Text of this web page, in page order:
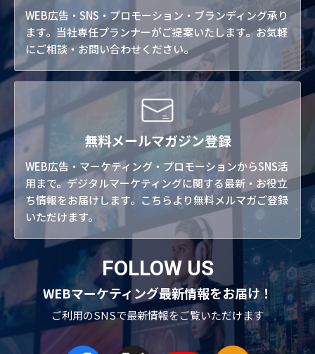
WEB広告・SNS・プロモーション・ブランディング承り
ます。当社専任プランナーがご提案いたします。お気軽
にご相談・お問い合わせください。
無料メールマガジン登録
WEB広告・マーケティング・プロモーションからSNS活
用まで。デジタルマーケティングに関する最新・お役立
ち情報をお届けします。こちらより無料メルマガご登録
いただけます。
FOLLOW US
WEBマーケティング最新情報をお届け！
ご利用のSNSで最新情報をご覧いただけます